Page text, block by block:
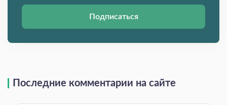
Подписаться
Последние комментарии на сайте